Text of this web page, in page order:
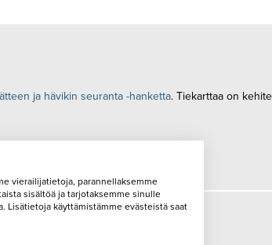
ja hävikin seuranta -hanketta. Tiekarttaa on
vierailijatietoja, parannellaksemme
sisältöä ja tarjotaksemme sinulle
käyttämistämme evästeistä saat